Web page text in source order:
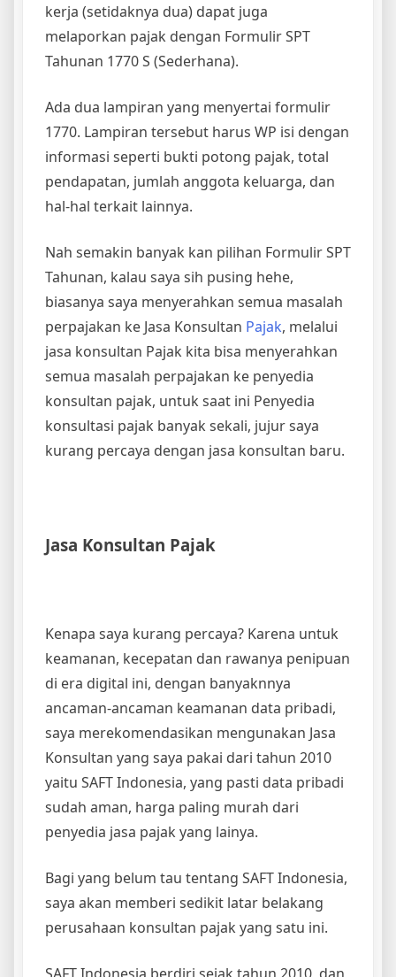
kerja (setidaknya dua) dapat juga
melaporkan pajak dengan Formulir SPT
Tahunan 1770 S (Sederhana).
Ada dua lampiran yang menyertai formulir
1770. Lampiran tersebut harus WP isi dengan
informasi seperti bukti potong pajak, total
pendapatan, jumlah anggota keluarga, dan
hal-hal terkait lainnya.
Nah semakin banyak kan pilihan Formulir SPT
Tahunan, kalau saya sih pusing hehe,
biasanya saya menyerahkan semua masalah
perpajakan ke Jasa Konsultan Pajak, melalui
jasa konsultan Pajak kita bisa menyerahkan
semua masalah perpajakan ke penyedia
konsultan pajak, untuk saat ini Penyedia
konsultasi pajak banyak sekali, jujur saya
kurang percaya dengan jasa konsultan baru.
Jasa Konsultan Pajak
Kenapa saya kurang percaya? Karena untuk
keamanan, kecepatan dan rawanya penipuan
di era digital ini, dengan banyaknnya
ancaman-ancaman keamanan data pribadi,
saya merekomendasikan mengunakan Jasa
Konsultan yang saya pakai dari tahun 2010
yaitu SAFT Indonesia, yang pasti data pribadi
sudah aman, harga paling murah dari
penyedia jasa pajak yang lainya.
Bagi yang belum tau tentang SAFT Indonesia,
saya akan memberi sedikit latar belakang
perusahaan konsultan pajak yang satu ini.